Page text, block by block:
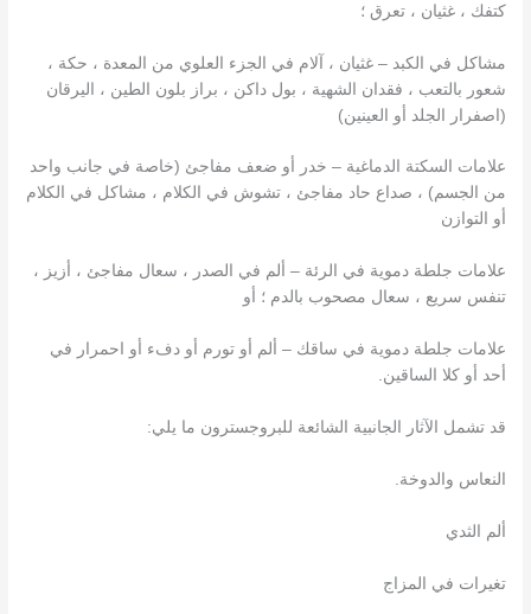
كتفك ، غثيان ، تعرق ؛
مشاكل في الكبد – غثيان ، آلام في الجزء العلوي من المعدة ، حكة ،
شعور بالتعب ، فقدان الشهية ، بول داكن ، براز بلون الطين ، اليرقان
(اصفرار الجلد أو العينين)
علامات السكتة الدماغية – خدر أو ضعف مفاجئ (خاصة في جانب واحد
من الجسم) ، صداع حاد مفاجئ ، تشوش في الكلام ، مشاكل في الكلام
أو التوازن
علامات جلطة دموية في الرئة – ألم في الصدر ، سعال مفاجئ ، أزيز ،
تنفس سريع ، سعال مصحوب بالدم ؛ أو
علامات جلطة دموية في ساقك – ألم أو تورم أو دفء أو احمرار في
أحد أو كلا الساقين.
قد تشمل الآثار الجانبية الشائعة للبروجسترون ما يلي:
النعاس والدوخة.
ألم الثدي
تغيرات في المزاج